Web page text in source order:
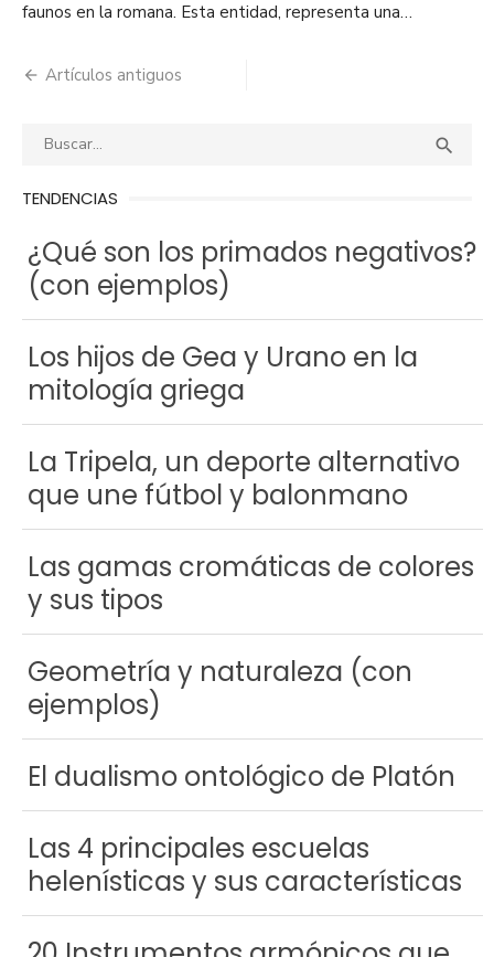
faunos en la romana. Esta entidad, representa una…
de
Artículos antiguos
Buscar: 
TENDENCIAS
¿Qué son los primados negativos?
(con ejemplos)
Los hijos de Gea y Urano en la
mitología griega
La Tripela, un deporte alternativo
que une fútbol y balonmano
Las gamas cromáticas de colores
y sus tipos
Geometría y naturaleza (con
ejemplos)
El dualismo ontológico de Platón
Las 4 principales escuelas
helenísticas y sus características